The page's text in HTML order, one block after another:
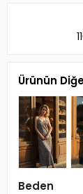
Ürünün
Beden